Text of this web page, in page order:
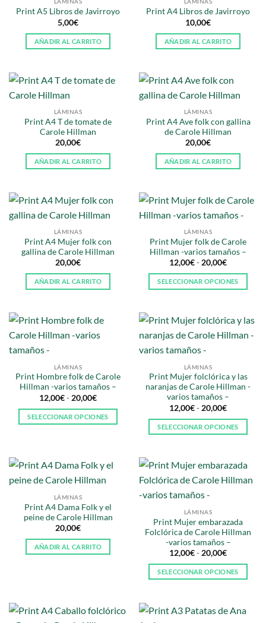
Print A5 Libros de Javirroyo
5,00€
AÑADIR AL CARRITO
Print A4 Libros de Javirroyo
10,00€
AÑADIR AL CARRITO
LÁMINAS
Print A4 T de tomate de
Carole Hillman
20,00€
AÑADIR AL CARRITO
LÁMINAS
Print A4 Ave folk con gallina
de Carole Hillman
20,00€
AÑADIR AL CARRITO
LÁMINAS
Print A4 Mujer folk con
gallina de Carole Hillman
20,00€
AÑADIR AL CARRITO
LÁMINAS
Print Mujer folk de Carole
Hillman -varios tamaños –
12,00€-20,00€Rango
precios:
desde
12,00€
SELECCIONAR OPCIONES
tiene
múltiples
opciones
se
pueden
elegir
en
la
producto
LÁMINAS
Print Hombre folk de Carole
Hillman -varios tamaños –
12,00€- 20,00€Rango
precios:
desde
SELECCIONAR OPCIONES
múltiples
variantes.
opciones
se
pueden
elegir
en
LÁMINAS
Print Mujer folclórica y las
naranjas de Carole Hillman -
varios tamaños –
12,00€- 20,00€Rango
precios:
desde
SELECCIONAR OPCIONES
tiene
múltiples
opciones
se
pueden
elegir
en
la
producto
LÁMINAS
Print A4 Dama Folk y el
peine de Carole Hillman
20,00€
AÑADIR AL CARRITO
LÁMINAS
Print Mujer embarazada
Folclórica de Carole Hillman
-varios tamaños –
12,00€- 20,00€Rango
precios:
desde
SELECCIONAR OPCIONES
tiene